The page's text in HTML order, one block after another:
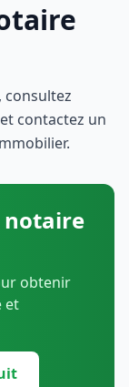
consultez
et contactez un
notaire
obtenir
et